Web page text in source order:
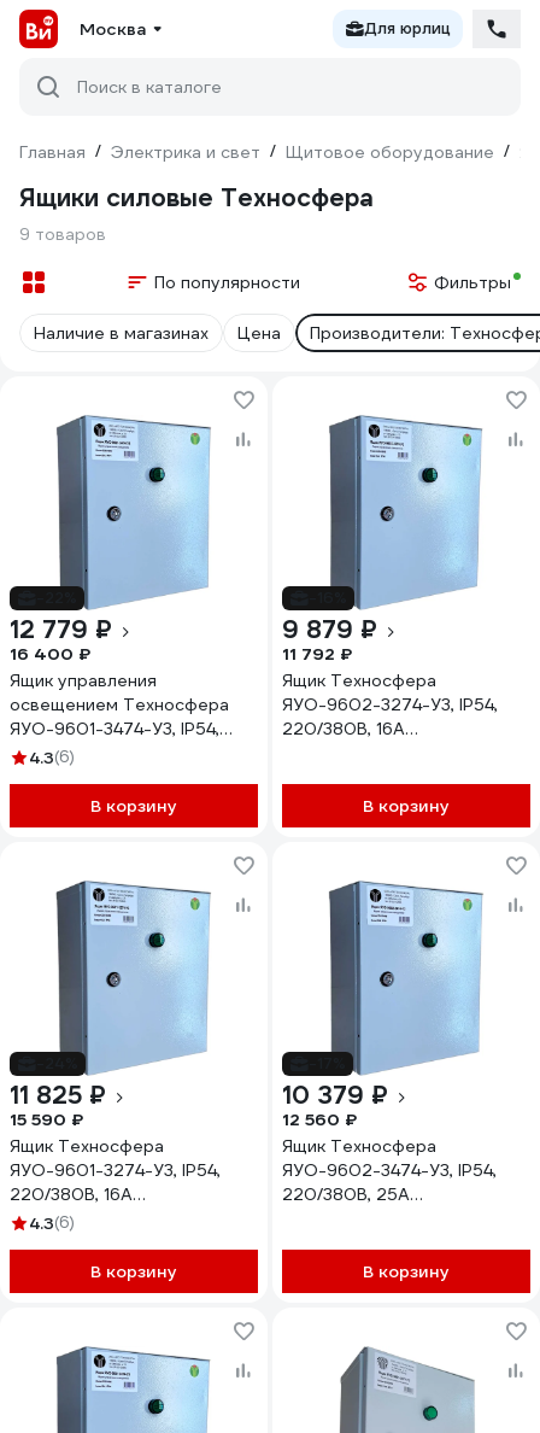
Москва Для юрлиц
Поиск в каталоге
Главная / Электрика и свет / Щитовое оборудование /
Ящики силовые Техносфера
9 товаров
По популярности Фильтры
Наличие в магазинах Цена Производители:
12 779 ₽
16 400 ₽
Ящик управления
освещением Техносфера
ЯУО-9601-3474-У3, IP54,
220/380В, 25А
4.3(6)
В корзину
9 879 ₽
11 792 ₽
Ящик Техносфера
ЯУО-9602-3274-У3, IP54,
220/380В, 16А
В корзину
11 825 ₽
15 590 ₽
Ящик Техносфера
ЯУО-9601-3274-У3, IP54,
220/380В, 16А
1603001060722
4.3(6)
В корзину
10 379 ₽
12 560 ₽
Ящик Техносфера
ЯУО-9602-3474-У3, IP54,
220/380В, 25А
В корзину